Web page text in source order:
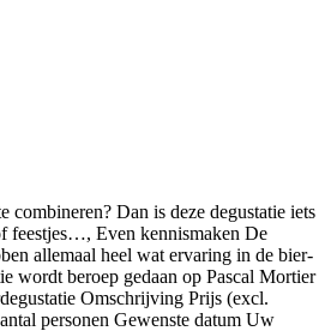
Dan is deze degustatie iets
feestjes…, Even kennismaken De
allemaal heel wat ervaring in de bier-
wordt beroep gedaan op Pascal Mortier
Omschrijving Prijs (excl.
personen Gewenste datum Uw